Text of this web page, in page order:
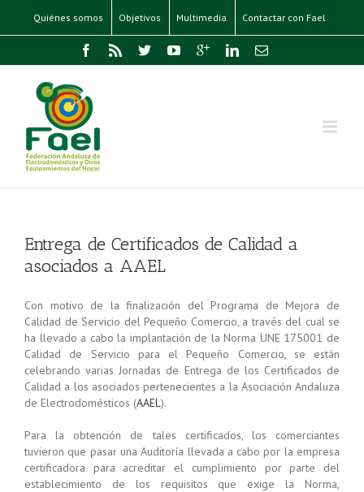
Quiénes somos Objetivos Multimedia Contactar con Fael
Entrega de Certificados de Calidad a
asociados a AAEL
Con motivo de la finalización del Programa de Mejora de
Calidad de Servicio del Pequeño Comercio, a través del cual se
ha llevado a cabo la implantación de la Norma UNE 175001 de
Calidad de Servicio para el Pequeño Comercio, se están
celebrando varias Jornadas de Entrega de los Certificados de
Calidad a los asociados pertenecientes a la Asociación Andaluza
de Electrodomésticos (AAEL).
Para la obtención de tales certificados, los comerciantes
tuvieron que pasar una Auditoría llevada a cabo por la empresa
certificadora para acreditar el cumplimiento por parte del
establecimiento de los requisitos que exige la Norma,